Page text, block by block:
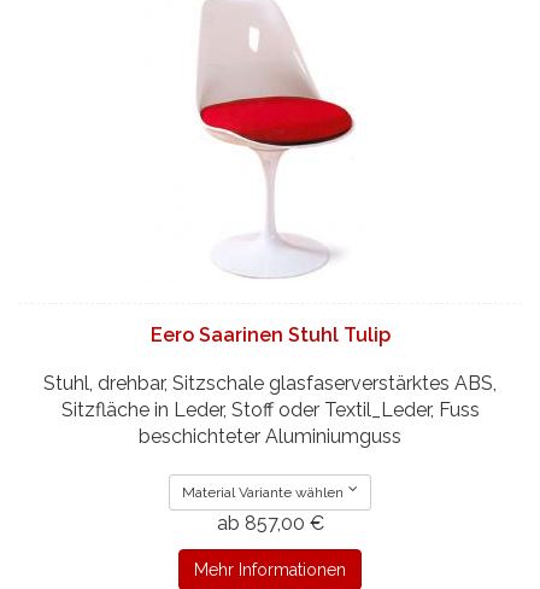
Eero Saarinen Stuhl Tulip
Stuhl, drehbar, Sitzschale glasfaserverstärktes ABS,
Sitzfläche in Leder, Stoff oder Textil_Leder, Fuss
beschichteter Aluminiumguss
Material Variante wählen
ab 857,00 €
Mehr Informationen